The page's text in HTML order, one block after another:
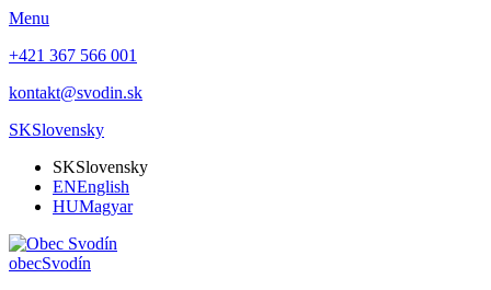
Menu
+421 367 566 001
kontakt@svodin.sk
SKSlovensky
SKSlovensky
ENEnglish
HUMagyar
obecSvodín